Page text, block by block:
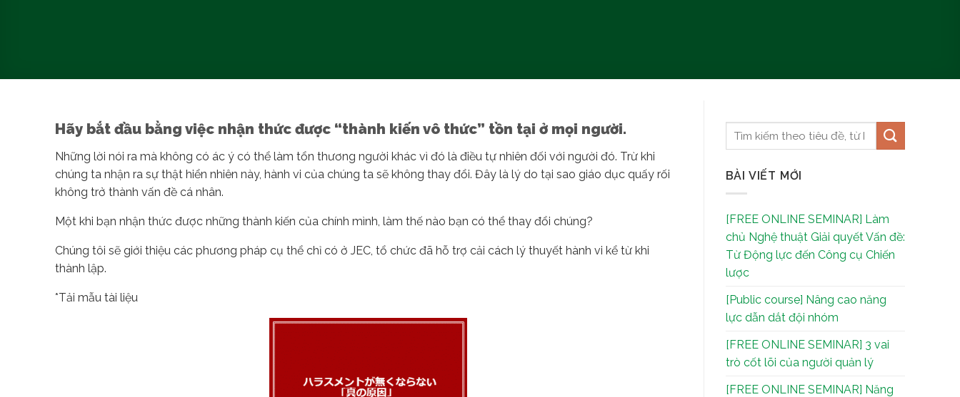
Hãy bắt đầu bằng việc nhận thức được “thành kiến ​​vô thức” tồn tại ở mọi người.
Những lời nói ra mà không có ác ý có thể làm tổn thương người khác vì đó là điều tự nhiên đối với người đó. Trừ khi
chúng ta nhận ra sự thật hiển nhiên này, hành vi của chúng ta sẽ không thay đổi. Đây là lý do tại sao giáo dục quấy rối
không trở thành vấn đề cá nhân.
Một khi bạn nhận thức được những thành kiến ​​của chính mình, làm thế nào bạn có thể thay đổi chúng?
Chúng tôi sẽ giới thiệu các phương pháp cụ thể chỉ có ở JEC, tổ chức đã hỗ trợ cải cách lý thuyết hành vi kể từ khi
thành lập.
*Tải mẫu tài liệu
BÀI VIẾT MỚI
[FREE ONLINE SEMINAR] Làm
chủ Nghệ thuật Giải quyết Vấn đề:
Từ Động lực đến Công cụ Chiến
lược
[Public course] Nâng cao năng
lực dẫn dắt đội nhóm
[FREE ONLINE SEMINAR] 3 vai
trò cốt lõi của người quản lý
[FREE ONLINE SEMINAR] Năng